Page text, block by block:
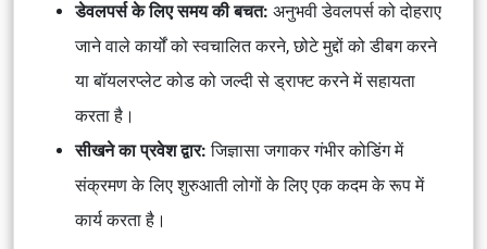
डेवलपर्स के लिए समय की बचत: अनुभवी डेवलपर्स को दोहराए
जाने वाले कार्यों को स्वचालित करने, छोटे मुद्दों को डीबग करने
या बॉयलरप्लेट कोड को जल्दी से ड्राफ्ट करने में सहायता
करता है।
सीखने का प्रवेश द्वार: जिज्ञासा जगाकर गंभीर कोडिंग में
संक्रमण के लिए शुरुआती लोगों के लिए एक कदम के रूप में
कार्य करता है।